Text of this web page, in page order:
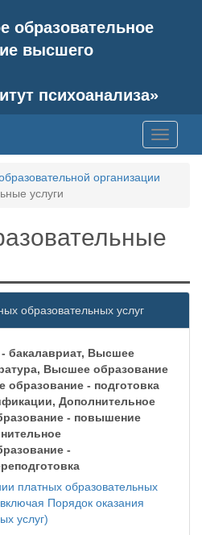
образовательное
высшего
психоанализа»
Toggle
организации
услуги
образовательных услуг
бакалавриат, Высшее
Высшее образование
образование - подготовка
Дополнительное
- повышение
-
платных образовательных
Порядок оказания
услуг)